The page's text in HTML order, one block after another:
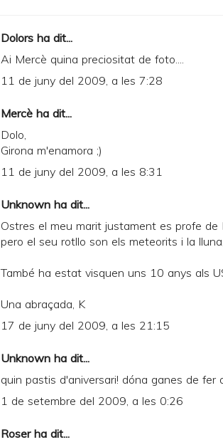
y
d
Dolors ha dit...
Ai Mercè quina preciositat de foto....
11 de juny del 2009, a les 7:28
Mercè ha dit...
Dolo,
Girona m'enamora ;)
11 de juny del 2009, a les 8:31
Unknown ha dit...
Ostres el meu marit justament es profe de
pero el seu rotllo son els meteorits i la
També ha estat visquen uns 10 anys als
Una abraçada, K
17 de juny del 2009, a les 21:15
Unknown ha dit...
quin pastis d'aniversari! dóna ganes de fer
1 de setembre del 2009, a les 0:26
Roserha dit...